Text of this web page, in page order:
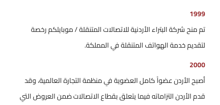
1999
تم منح شركة البتراء الأردنية للاتصالات المتنقلة / موبايلكم رخصة
لتقديم خدمة الهواتف المتنقلة في المملكة.
2000
أصبح الأردن عضواً كامل العضوية في منظمة التجارة العالمية، وقد
قدم الأردن التزاماته فيما يتعلق بقطاع الاتصالات ضمن العروض التي